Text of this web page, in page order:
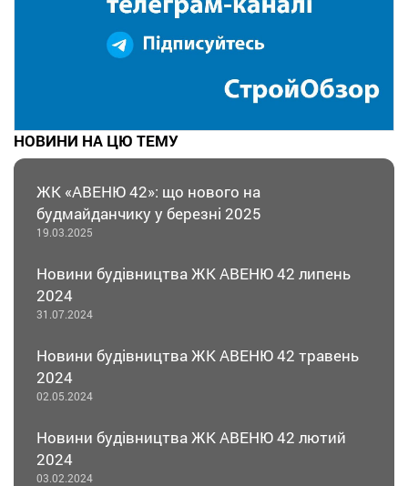
НОВИНИ НА ЦЮ ТЕМУ
ЖК «АВЕНЮ 42»: що нового на
будмайданчику у березні 2025
19.03.2025
Новини будівництва ЖК АВЕНЮ 42 липень
2024
31.07.2024
Новини будівництва ЖК АВЕНЮ 42 травень
2024
02.05.2024
Новини будівництва ЖК АВЕНЮ 42 лютий
2024
03.02.2024